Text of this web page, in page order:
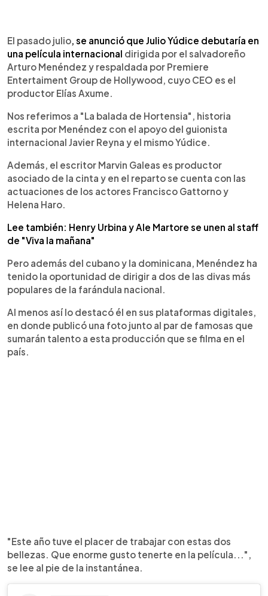
► Escuchar artículo
El pasado julio , se anunció que Julio Yúdice debutaría en
una película internacional dirigida por el salvadoreño
Arturo Menéndez y respaldada por Premiere
Entertaiment Group de Hollywood, cuyo CEO es el
productor Elías Axume.
Nos referimos a "La balada de Hortensia", historia
escrita por Menéndez con el apoyo del guionista
internacional Javier Reyna y el mismo Yúdice.
Además, el escritor Marvin Galeas es productor
asociado de la cinta y en el reparto se cuenta con las
actuaciones de los actores Francisco Gattorno y
Helena Haro.
Lee también: Henry Urbina y Ale Martore se unen al staff
de "Viva la mañana"
Pero además del cubano y la dominicana, Menéndez ha
tenido la oportunidad de dirigir a dos de las divas más
populares de la farándula nacional.
Al menos así lo destacó él en sus plataformas digitales,
en donde publicó una foto junto al par de famosas que
sumarán talento a esta producción que se filma en el
país.
"Este año tuve el placer de trabajar con estas dos
bellezas. Que enorme gusto tenerte en la película...",
se lee al pie de la instantánea.